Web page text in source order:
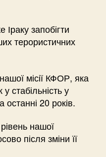
запобігти
терористичних
місії КФОР, яка
стабільність у
останні 20 років.
нашої
після зміни її